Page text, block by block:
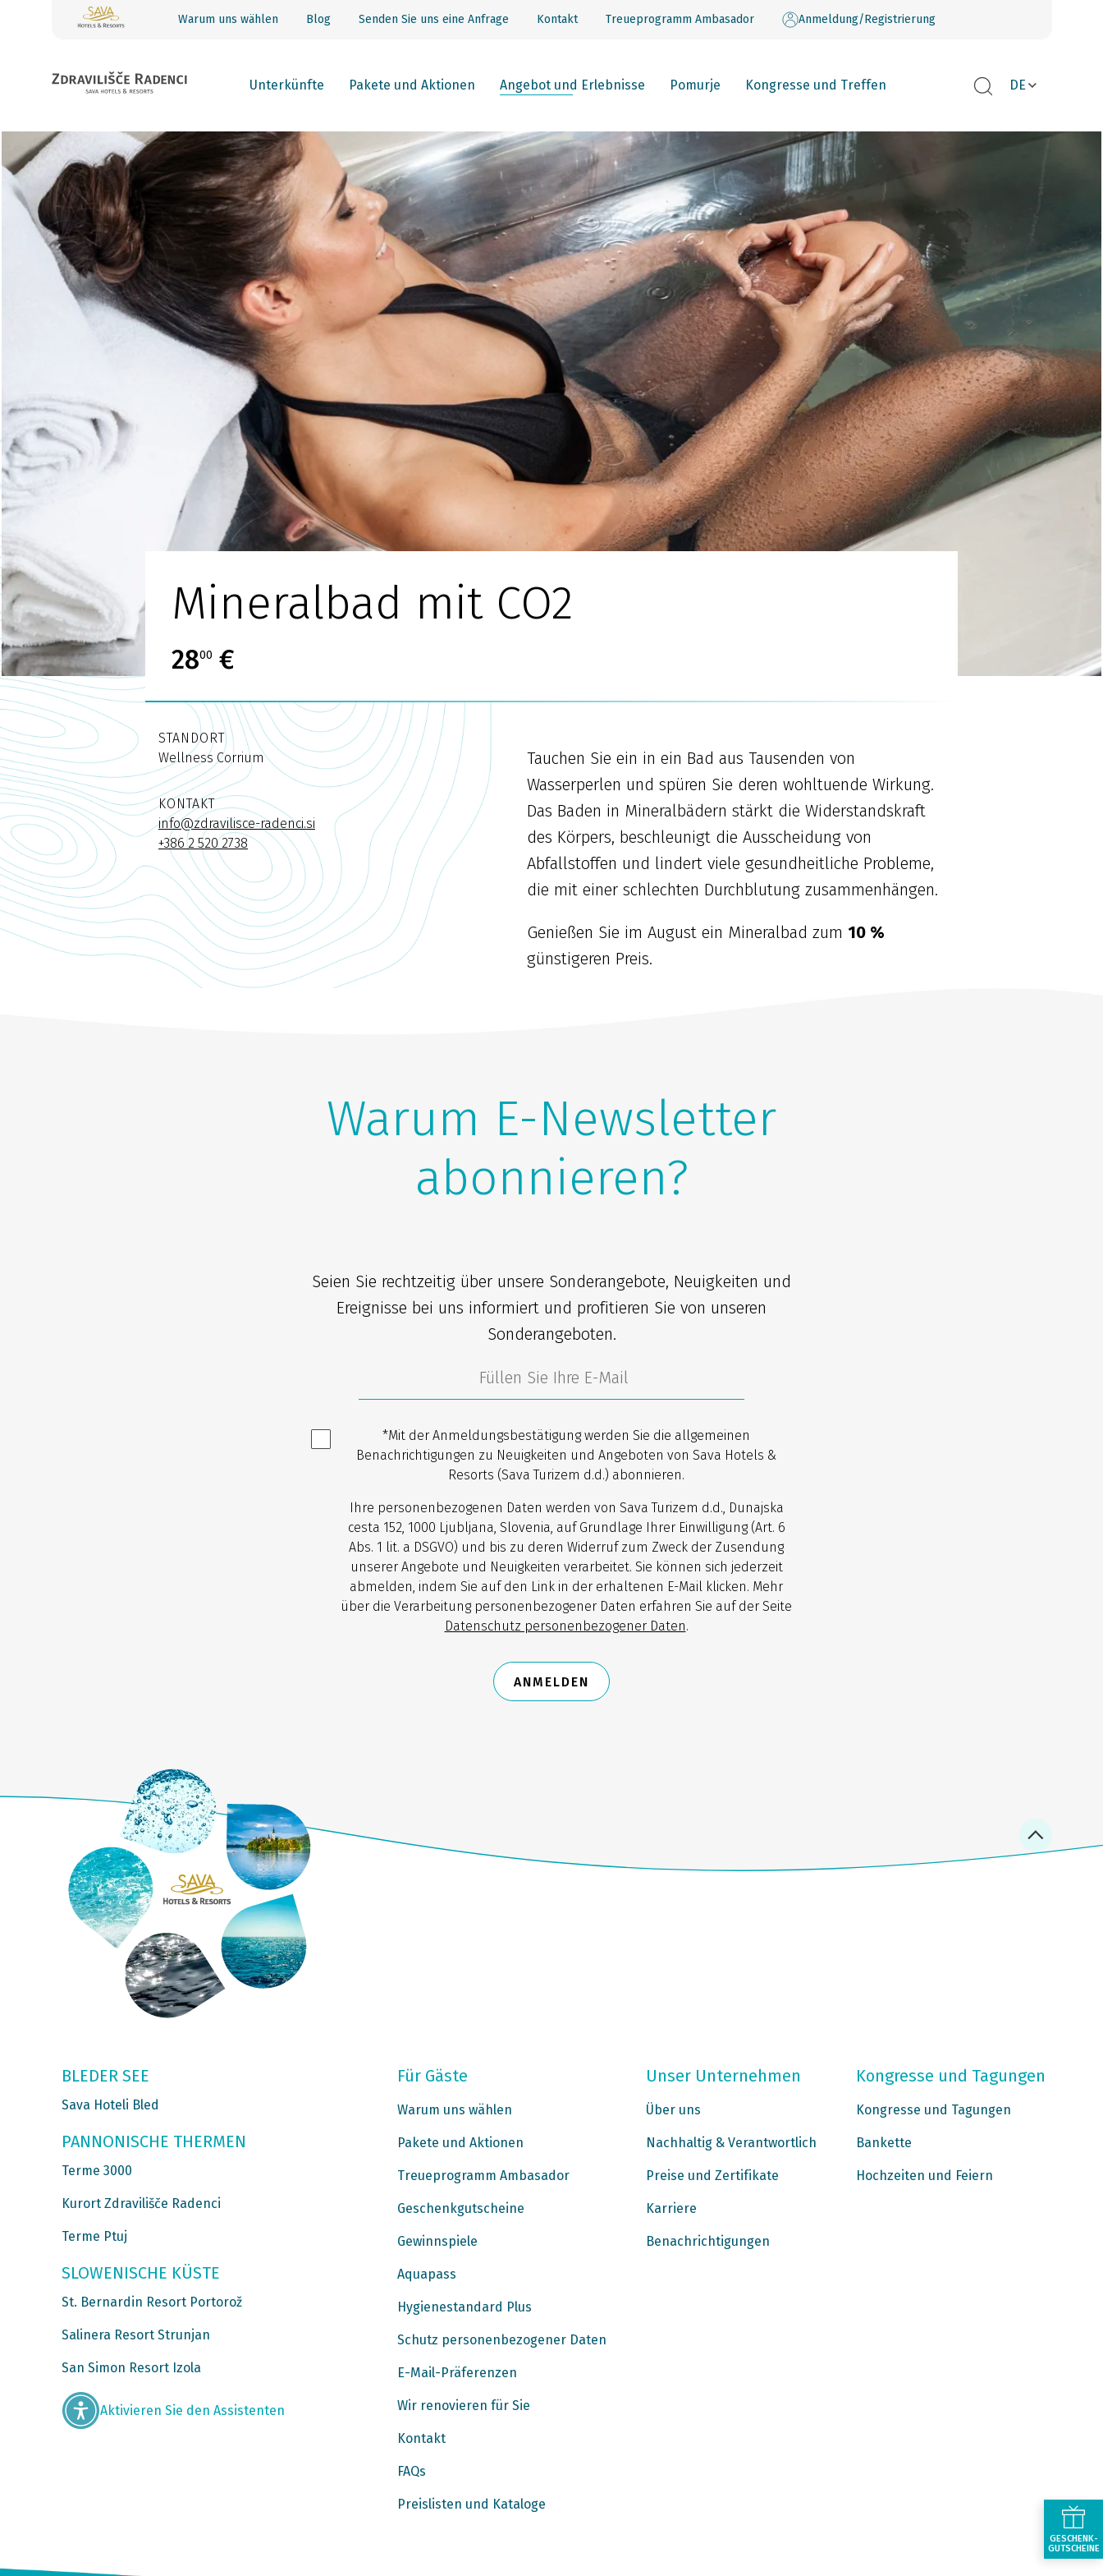
Warum uns wählen Blog Senden Sie uns eine Anfrage Kontakt Treueprogramm Ambasador Anmeldung/Registrierung
Unterkünfte Pakete und Aktionen Angebot und Erlebnisse Pomurje Kongresse und Treffen DE
Mineralbad mit CO2
2800 €
STANDORT
Wellness Corrium
KONTAKT
info@zdravilisce-radenci.si
+386 2 520 2738
Tauchen Sie ein in ein Bad aus Tausenden von
Wasserperlen und spüren Sie deren wohltuende Wirkung.
Das Baden in Mineralbädern stärkt die Widerstandskraft
des Körpers, beschleunigt die Ausscheidung von
Abfallstoffen und lindert viele gesundheitliche Probleme,
die mit einer schlechten Durchblutung zusammenhängen.
Genießen Sie im August ein Mineralbad zum 10 %
günstigeren Preis.
Warum E-Newsletter
abonnieren?
Seien Sie rechtzeitig über unsere Sonderangebote, Neuigkeiten und
Ereignisse bei uns informiert und profitieren Sie von unseren
Sonderangeboten.
*Mit der Anmeldungsbestätigung werden Sie die allgemeinen
Benachrichtigungen zu Neuigkeiten und Angeboten von Sava Hotels &
Resorts (Sava Turizem d.d.) abonnieren.
Ihre personenbezogenen Daten werden von Sava Turizem d.d., Dunajska
cesta 152, 1000 Ljubljana, Slovenia, auf Grundlage Ihrer Einwilligung (Art. 6
Abs. 1 lit. a DSGVO) und bis zu deren Widerruf zum Zweck der Zusendung
unserer Angebote und Neuigkeiten verarbeitet. Sie können sich jederzeit
abmelden, indem Sie auf den Link in der erhaltenen E-Mail klicken. Mehr
über die Verarbeitung personenbezogener Daten erfahren Sie auf der Seite
Datenschutz personenbezogener Daten.
ANMELDEN
BLEDER SEE
Sava Hoteli Bled
PANNONISCHE THERMEN
Terme 3000
Kurort Zdravilišče Radenci
Terme Ptuj
SLOWENISCHE KÜSTE
St. Bernardin Resort Portorož
Salinera Resort Strunjan
San Simon Resort Izola
Aktivieren Sie den Assistenten
Für Gäste
Warum uns wählen
Pakete und Aktionen
Treueprogramm Ambasador
Geschenkgutscheine
Gewinnspiele
Aquapass
Hygienestandard Plus
Schutz personenbezogener Daten
E-Mail-Präferenzen
Wir renovieren für Sie
Kontakt
FAQs
Preislisten und Kataloge
Unser Unternehmen
Über uns
Nachhaltig & Verantwortlich
Preise und Zertifikate
Karriere
Benachrichtigungen
Kongresse und Tagungen
Kongresse und Tagungen
Bankette
Hochzeiten und Feiern
GESCHENK-
GUTSCHEINE